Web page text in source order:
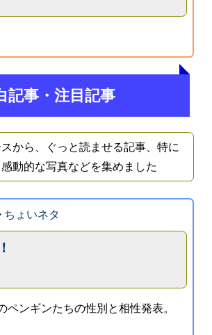
記事・注目記事
から、ぐっと読ませる記事、特に
動的な写真などを集めました
ちょいネタ
ンギンたちの性別と相性発表。